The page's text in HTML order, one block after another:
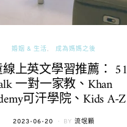
婚姻 & 生活 成為媽媽之後
上英文學習推薦： 51
一對一家教、Khan
可汗學院、Kids A-Z
POSTED
2023-06-20 BY 流氓顆